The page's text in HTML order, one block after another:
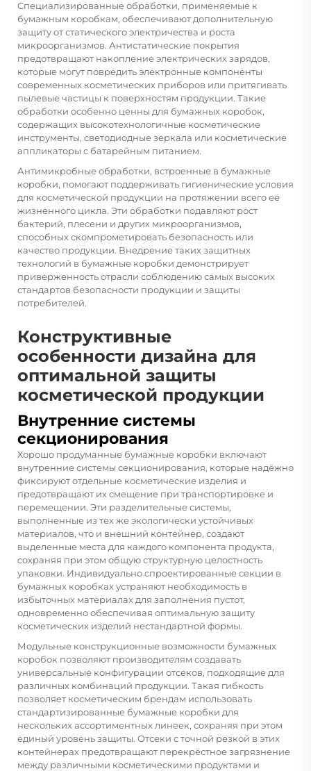
Специализированные обработки, применяемые к
бумажным коробкам, обеспечивают дополнительную
защиту от статического электричества и роста
микроорганизмов. Антистатические покрытия
предотвращают накопление электрических зарядов,
которые могут повредить электронные компоненты
современных косметических приборов или притягивать
пылевые частицы к поверхностям продукции. Такие
обработки особенно ценны для бумажных коробок,
содержащих высокотехнологичные косметические
инструменты, светодиодные зеркала или косметические
аппликаторы с батарейным питанием.
Антимикробные обработки, встроенные в бумажные
коробки, помогают поддерживать гигиенические условия
для косметической продукции на протяжении всего её
жизненного цикла. Эти обработки подавляют рост
бактерий, плесени и других микроорганизмов,
способных скомпрометировать безопасность или
качество продукции. Внедрение таких защитных
технологий в бумажные коробки демонстрирует
приверженность отрасли соблюдению самых высоких
стандартов безопасности продукции и защиты
потребителей.
Конструктивные
особенности дизайна для
оптимальной защиты
косметической продукции
Внутренние системы
секционирования
Хорошо продуманные бумажные коробки включают
внутренние системы секционирования, которые надёжно
фиксируют отдельные косметические изделия и
предотвращают их смещение при транспортировке и
перемещении. Эти разделительные системы,
выполненные из тех же экологически устойчивых
материалов, что и внешний контейнер, создают
выделенные места для каждого компонента продукта,
сохраняя при этом общую структурную целостность
упаковки. Индивидуально спроектированные секции в
бумажных коробках устраняют необходимость в
избыточных материалах для заполнения пустот,
одновременно обеспечивая оптимальную защиту
косметических изделий нестандартной формы.
Модульные конструкционные возможности бумажных
коробок позволяют производителям создавать
универсальные конфигурации отсеков, подходящие для
различных комбинаций продукции. Такая гибкость
позволяет косметическим брендам использовать
стандартизированные бумажные коробки для
нескольких ассортиментных линеек, сохраняя при этом
единый уровень защиты. Отсеки с точной резкой в этих
контейнерах предотвращают перекрёстное загрязнение
между различными косметическими продуктами и